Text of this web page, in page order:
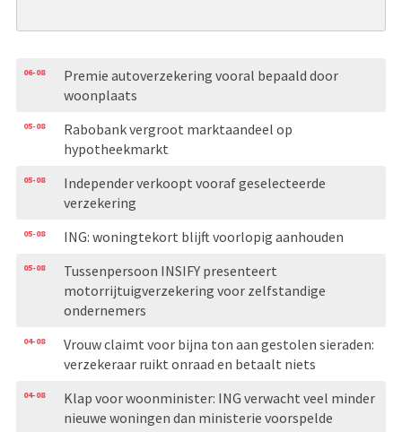
06-08
Premie autoverzekering vooral bepaald door
woonplaats
05-08
Rabobank vergroot marktaandeel op
hypotheekmarkt
05-08
Independer verkoopt vooraf geselecteerde
verzekering
05-08 ING: woningtekort blijft voorlopig aanhouden
05-08
Tussenpersoon INSIFY presenteert
motorrijtuigverzekering voor zelfstandige
ondernemers
04-08
Vrouw claimt voor bijna ton aan gestolen sieraden:
verzekeraar ruikt onraad en betaalt niets
04-08
Klap voor woonminister: ING verwacht veel minder
nieuwe woningen dan ministerie voorspelde